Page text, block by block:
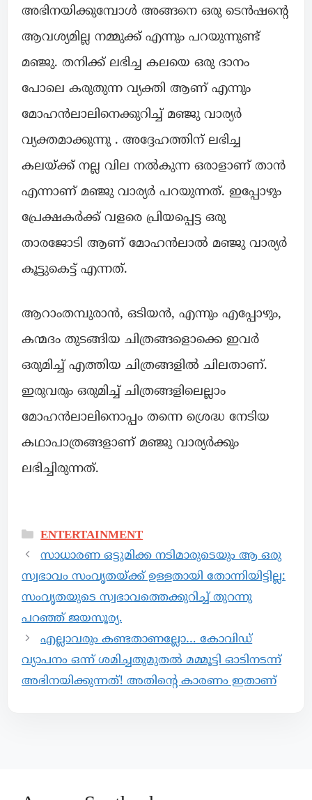
അഭിനയിക്കുമ്പോൾ അങ്ങനെ ഒരു ടെൻഷന്റെ
ആവശ്യമില്ല നമ്മുക്ക് എന്നും പറയുന്നുണ്ട്
മഞ്ജു. തനിക്ക് ലഭിച്ച കലയെ ഒരു ദാനം
പോലെ കരുതുന്ന വ്യക്തി ആണ് എന്നും
മോഹൻലാലിനെക്കുറിച്ച് മഞ്ജു വാര്യർ
വ്യക്തമാക്കുന്നു . അദ്ദേഹത്തിന് ലഭിച്ച
കലയ്ക്ക് നല്ല വില നൽകുന്ന ഒരാളാണ് താൻ
എന്നാണ് മഞ്ജു വാര്യർ പറയുന്നത്. ഇപ്പോഴും
പ്രേക്ഷകർക്ക് വളരെ പ്രിയപ്പെട്ട ഒരു
താരജോടി ആണ് മോഹൻലാൽ മഞ്ജു വാര്യർ
കൂട്ടുകെട്ട് എന്നത്.
ആറാംതമ്പുരാൻ, ഒടിയൻ, എന്നും എപ്പോഴും,
കന്മദം തുടങ്ങിയ ചിത്രങ്ങളൊക്കെ ഇവർ
ഒരുമിച്ച് എത്തിയ ചിത്രങ്ങളിൽ ചിലതാണ്.
ഇരുവരും ഒരുമിച്ച് ചിത്രങ്ങളിലെല്ലാം
മോഹൻലാലിനൊപ്പം തന്നെ ശ്രെദ്ധ നേടിയ
കഥാപാത്രങ്ങളാണ് മഞ്ജു വാര്യർക്കും
ലഭിച്ചിരുന്നത്.
ENTERTAINMENT
സാധാരണ ഒട്ടുമിക്ക നടിമാരുടെയും ആ ഒരു
സ്വഭാവം സംവൃതയ്ക്ക് ഉള്ളതായി തോന്നിയിട്ടില്ല:
സംവൃതയുടെ സ്വഭാവത്തെക്കുറിച്ച് തുറന്നു
പറഞ്ഞ് ജയസൂര്യ.
എല്ലാവരും കണ്ടതാണല്ലോ… കോവിഡ്
വ്യാപനം ഒന്ന് ശമിച്ചതുമുതല്‍ മമ്മൂട്ടി ഓടിനടന്ന്
അഭിനയിക്കുന്നത്! അതിന്റെ കാരണം ഇതാണ്